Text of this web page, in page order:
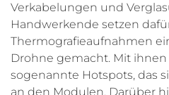
Verkabelungen und
Handwerkende setzen
Thermografieaufnahmen
Drohne gemacht. Mit
sogenannte Hotspots, das
an den Modulen. Darüber